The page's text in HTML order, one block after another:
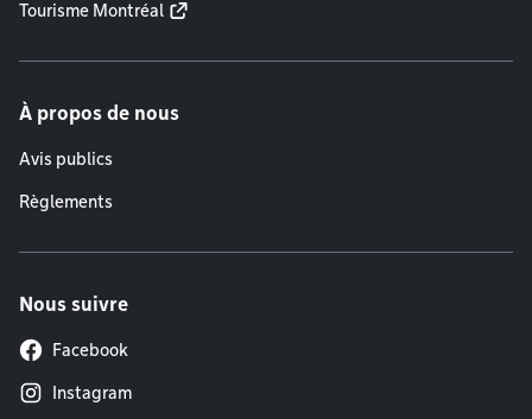
Tourisme Montréal
À propos de nous
Avis publics
Règlements
Nous suivre
Facebook
Instagram